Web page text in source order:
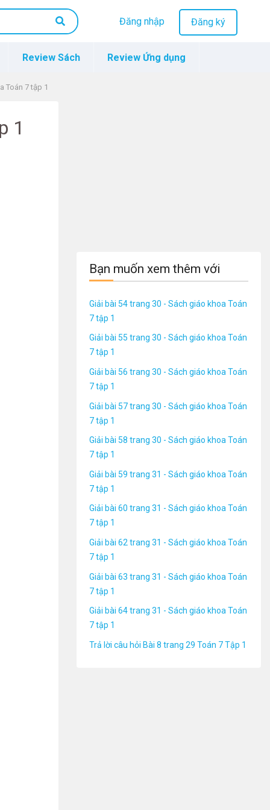
Đăng nhập Đăng ký
Review Sách Review Ứng dụng
Toán 7 tập 1
1
Bạn muốn xem thêm với
Giải bài 54 trang 30 - Sách giáo khoa Toán
7 tập 1
Giải bài 55 trang 30 - Sách giáo khoa Toán
7 tập 1
Giải bài 56 trang 30 - Sách giáo khoa Toán
7 tập 1
Giải bài 57 trang 30 - Sách giáo khoa Toán
7 tập 1
Giải bài 58 trang 30 - Sách giáo khoa Toán
7 tập 1
Giải bài 59 trang 31 - Sách giáo khoa Toán
7 tập 1
Giải bài 60 trang 31 - Sách giáo khoa Toán
7 tập 1
Giải bài 62 trang 31 - Sách giáo khoa Toán
7 tập 1
Giải bài 63 trang 31 - Sách giáo khoa Toán
7 tập 1
Giải bài 64 trang 31 - Sách giáo khoa Toán
7 tập 1
Trả lời câu hỏi Bài 8 trang 29 Toán 7 Tập 1